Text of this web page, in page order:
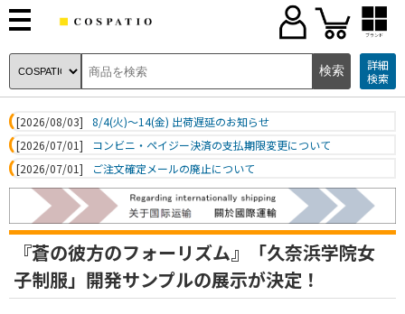
ブランド
詳細
検索
[2026/08/03]
8/4(火)～14(金) 出荷遅延のお知らせ
[2026/07/01]
コンビニ・ペイジー決済の支払期限変更について
[2026/07/01]
ご注文確定メールの廃止について
『蒼の彼方のフォーリズム』「久奈浜学院女
子制服」開発サンプルの展示が決定！